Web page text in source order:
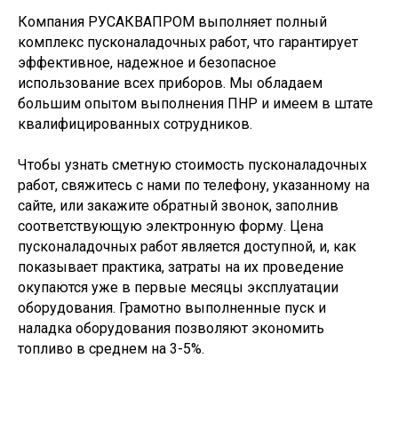
Компания РУСАКВАПРОМ выполняет полный
комплекс пусконаладочных работ, что гарантирует
эффективное, надежное и безопасное
использование всех приборов. Мы обладаем
большим опытом выполнения ПНР и имеем в штате
квалифицированных сотрудников.
Чтобы узнать сметную стоимость пусконаладочных
работ, свяжитесь с нами по телефону, указанному на
сайте, или закажите обратный звонок, заполнив
соответствующую электронную форму. Цена
пусконаладочных работ является доступной, и, как
показывает практика, затраты на их проведение
окупаются уже в первые месяцы эксплуатации
оборудования. Грамотно выполненные пуск и
наладка оборудования позволяют экономить
топливо в среднем на 3-5%.